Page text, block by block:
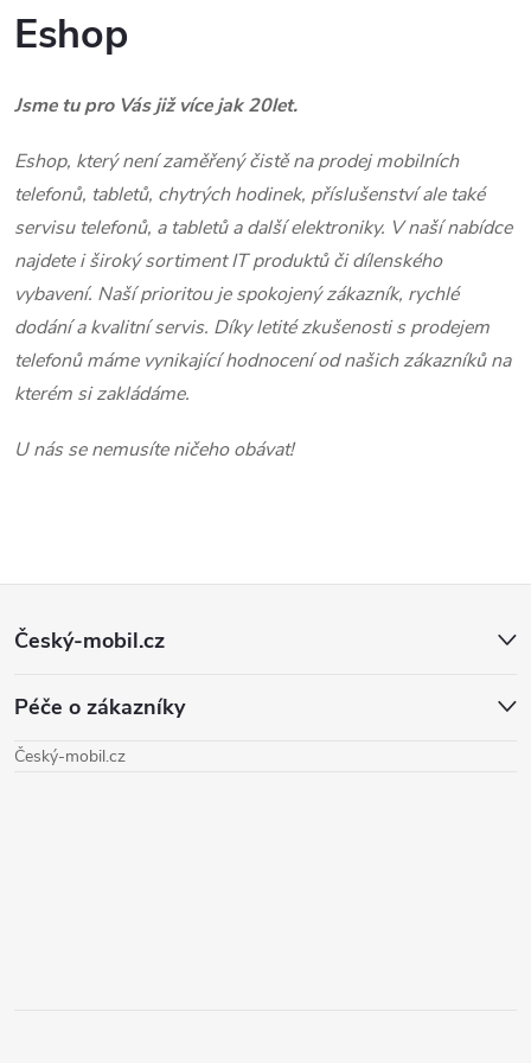
Eshop
Jsme tu pro Vás již více jak 20let.
Eshop, který není zaměřený čistě na prodej mobilních
telefonů, tabletů, chytrých hodinek, příslušenství ale také
servisu telefonů, a tabletů a další elektroniky. V naší nabídce
najdete i široký sortiment IT produktů či dílenského
vybavení. Naší prioritou je spokojený zákazník, rychlé
dodání a kvalitní servis. Díky letité zkušenosti s prodejem
telefonů máme vynikající hodnocení od našich zákazníků na
kterém si zakládáme.
U nás se nemusíte ničeho obávat!
Z
p
Český-mobil.cz
Péče o zákazníky
Český-mobil.cz